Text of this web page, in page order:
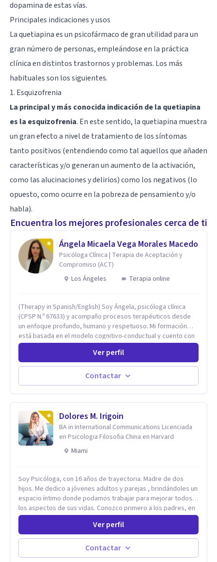
dopamina de estas vías.
Principales indicaciones y usos
La quetiapina es un psicofármaco de gran utilidad para un
gran número de personas, empleándose en la práctica
clínica en distintos trastornos y problemas. Los más
habituales son los siguientes.
1. Esquizofrenia
La principal y más conocida indicación de la quetiapina
es la esquizofrenia. En este sentido, la quetiapina muestra
un gran efecto a nivel de tratamiento de los síntomas
tanto positivos (entendiendo como tal aquellos que añaden
características y/o generan un aumento de la activación,
como las alucinaciones y delirios) como los negativos (lo
opuesto, como ocurre en la pobreza de pensamiento y/o
habla).
Encuentra los mejores profesionales cerca de ti
Ángela Micaela Vega Morales Macedo
Psicóloga Clínica | Terapia de Aceptación y
Compromiso (ACT)
Los Ángeles
Terapia online
(Therapy in Spanish/English) Soy Ángela, psicóloga clínica
(CPSP N.º 67633) y acompaño procesos terapéuticos desde
un enfoque profundo, humano y respetuoso. Mi formación
está basada en el modelo cognitivo-conductual y cuento con
especialización en Terapia de Aceptación y Compromiso
(ACT), formada en Fundación Foro, Argentina. Estos estudios,
junto con mi desarrollo profesional, me han permitido
construir una base sólida desde la cual acompaño cada
proceso con sensibilidad, criterio clínico y una mirada
busco eliminar el malestar, sino transformar la relación que
tienes con lo que sientes y piensas. Acompaño a que puedas
sostener tu experiencia interna con mayor flexibilidad, sin
tener que luchar constantemente contigo. Integro también
herramientas como mindfulness, escritura terapéutica y
racional.
Ver perfil
Contactar
Dolores M. Irigoin
BA in International Communications Licenciada
en Psicologia Filosofia China en Harvard
Miami
Soy Psicóloga, con 16 años de trayectoria. Madre de dos
hijos. Me dedico a jóvenes adultos y parejas , brindándoles un
espacio íntimo donde podamos trabajar para mejorar todos
los aspectos de sus vidas. Conozco primero a los padres, en
el caso de niños u adolescentes, para luego seguir la terapia
con sus hijos, apuntalándolos en su futuro personal,
universitario y profesional, siempre conteniendo
paralelamente a los padres y brindándoles un espacio de
seguridad. Hago terapia de pareja y adultos con método
Ver perfil
Contactar